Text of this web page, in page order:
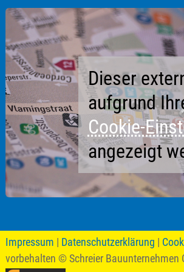
Dieser
aufgrund
Cookie-
angezeigt
Impressum | Datenschutzerklärung |
vorbehalten © Schreier Bauunternehmen